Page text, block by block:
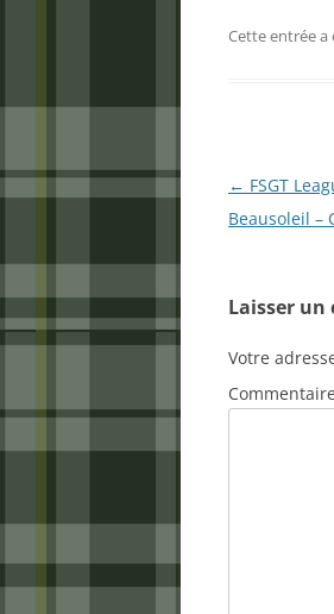
Cette entrée a
Navigation
des
← FSGT
Beausoleil –
Laisser
Votre
Commentaire